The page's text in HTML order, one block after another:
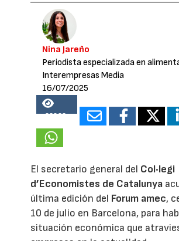
Nina Jareño
Periodista especializada en
Interempresas Media
16/07/2025
33833
El secretario general del Col·legi
d’Economistes de Catalunya
última edición del Forum amec,
10 de julio en Barcelona, para
situación económica que